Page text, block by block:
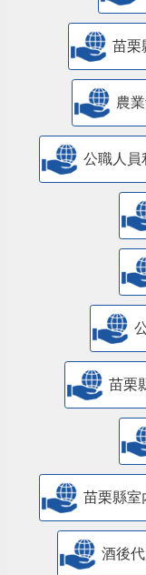
苗栗
農
公職人員
苗栗
苗栗縣室
酒後